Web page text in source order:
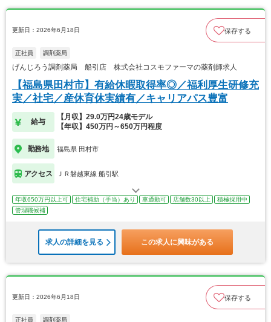
更新日：2026年6月18日 保存する
正社員 調剤薬局
げんじろう調剤薬局 船引店 株式会社コスモファーマの薬剤師求人
【福島県田村市】有給休暇取得率◎／福利厚生研修充
実／社宅／産休育休実績有／キャリアパス豊富
給与
【月収】29.0万円24歳モデル
【年収】450万円～650万円程度
勤務地 福島県 田村市
アクセス ＪＲ磐越東線 船引駅
年収650万円以上可 住宅補助（手当）あり 車通勤可 店舗数30以上
積極採用中
管理職候補
求人の詳細を見る この求人に興味がある
更新日：2026年6月18日 保存する
正社員 調剤薬局